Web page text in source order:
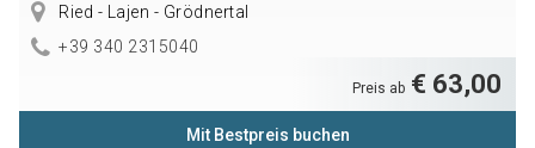
Ried - Lajen - Grödnertal
+39 340 2315040
Preis ab € 63,00
Mit Bestpreis buchen